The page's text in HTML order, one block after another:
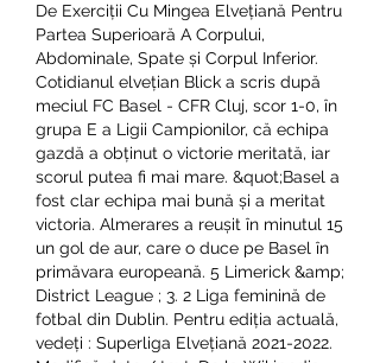
De Exerciții Cu Mingea Elvețiană Pentru
Partea Superioară A Corpului,
Abdominale, Spate și Corpul Inferior.
Cotidianul elvețian Blick a scris după
meciul FC Basel - CFR Cluj, scor 1-0, în
grupa E a Ligii Campionilor, că echipa
gazdă a obținut o victorie meritată, iar
scorul putea fi mai mare. &quot;Basel a
fost clar echipa mai bună și a meritat
victoria. Almerares a reușit în minutul 15
un gol de aur, care o duce pe Basel în
primăvara europeană. 5 Limerick &amp;
District League ; 3. 2 Liga feminină de
fotbal din Dublin. Pentru ediția actuală,
vedeți : Superliga Elvețiană 2021-2022.